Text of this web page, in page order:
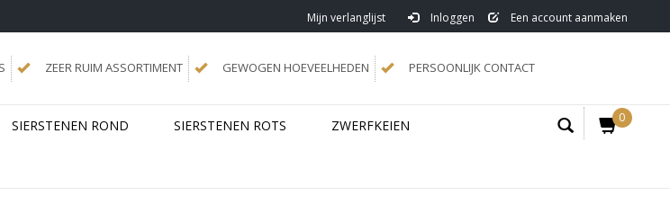
Mijn verlanglijst Inloggen Een account aanmaken
ZEER RUIM ASSORTIMENT GEWOGEN HOEVEELHEDEN PERSOONLIJK CONTACT
SIERSTENEN ROND SIERSTENEN ROTS ZWERFKEIEN 0